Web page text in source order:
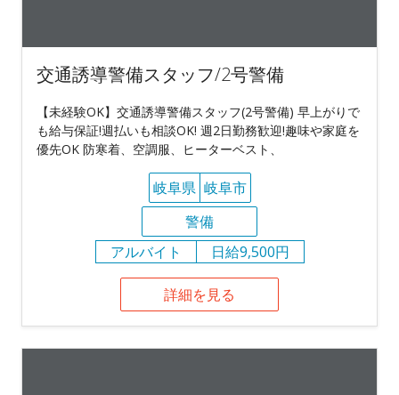
交通誘導警備スタッフ/2号警備
【未経験OK】交通誘導警備スタッフ(2号警備) 早上がりで
も給与保証!週払いも相談OK! 週2日勤務歓迎!趣味や家庭を
優先OK 防寒着、空調服、ヒーターベスト、
岐阜県 岐阜市
警備
アルバイト
日給9,500円
詳細を見る